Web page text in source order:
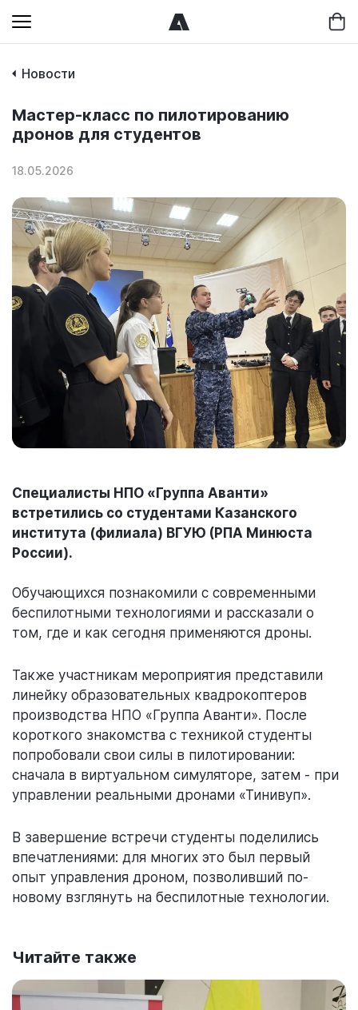
Новости
Мастер-класс по пилотированию
дронов для студентов
18.05.2026
Специалисты НПО «Группа Аванти»
встретились со студентами Казанского
института (филиала) ВГУЮ (РПА Минюста
России).
Обучающихся познакомили с современными
беспилотными технологиями и рассказали о
том, где и как сегодня применяются дроны.
Также участникам мероприятия представили
линейку образовательных квадрокоптеров
производства НПО «Группа Аванти». После
короткого знакомства с техникой студенты
попробовали свои силы в пилотировании:
сначала в виртуальном симуляторе, затем - при
управлении реальными дронами «Тинивуп».
В завершение встречи студенты поделились
впечатлениями: для многих это был первый
опыт управления дроном, позволивший по-
новому взглянуть на беспилотные технологии.
Читайте также